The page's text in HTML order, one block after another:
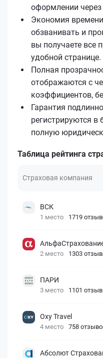
оформлении через
Экономия
обзванивать и
вы получаете все
удобной странице.
Полная
отображаются с
коэффициентов,
Гарантия
регистрируются в
полную
Таблица рейтинга
Страховая компания
ВСК
1 место 1719
2 место 1303
ПАРИ
3 место 1101 отзыв
Oxy Travel
4 место 758
Абсолют